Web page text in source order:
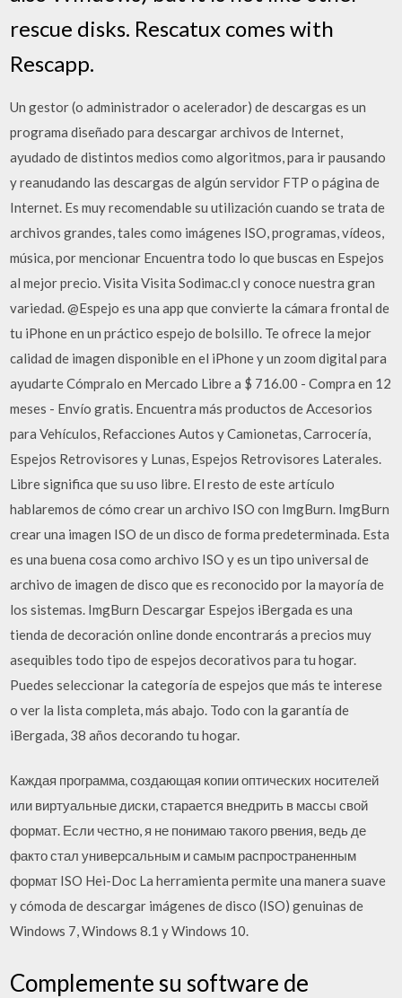
rescue disks. Rescatux comes with
Rescapp.
Un gestor (o administrador o acelerador) de descargas es un
programa diseñado para descargar archivos de Internet,
ayudado de distintos medios como algoritmos, para ir pausando
y reanudando las descargas de algún servidor FTP o página de
Internet. Es muy recomendable su utilización cuando se trata de
archivos grandes, tales como imágenes ISO, programas, vídeos,
música, por mencionar Encuentra todo lo que buscas en Espejos
al mejor precio. Visita Visita Sodimac.cl y conoce nuestra gran
variedad. @Espejo es una app que convierte la cámara frontal de
tu iPhone en un práctico espejo de bolsillo. Te ofrece la mejor
calidad de imagen disponible en el iPhone y un zoom digital para
ayudarte Cómpralo en Mercado Libre a $ 716.00 - Compra en 12
meses - Envío gratis. Encuentra más productos de Accesorios
para Vehículos, Refacciones Autos y Camionetas, Carrocería,
Espejos Retrovisores y Lunas, Espejos Retrovisores Laterales.
Libre significa que su uso libre. El resto de este artículo
hablaremos de cómo crear un archivo ISO con ImgBurn. ImgBurn
crear una imagen ISO de un disco de forma predeterminada. Esta
es una buena cosa como archivo ISO y es un tipo universal de
archivo de imagen de disco que es reconocido por la mayoría de
los sistemas. ImgBurn Descargar Espejos iBergada es una
tienda de decoración online donde encontrarás a precios muy
asequibles todo tipo de espejos decorativos para tu hogar.
Puedes seleccionar la categoría de espejos que más te interese
o ver la lista completa, más abajo. Todo con la garantía de
iBergada, 38 años decorando tu hogar.
Каждая программа, создающая копии оптических носителей
или виртуальные диски, старается внедрить в массы свой
формат. Если честно, я не понимаю такого рвения, ведь де
факто стал универсальным и самым распространенным
формат ISO Hei-Doc La herramienta permite una manera suave
y cómoda de descargar imágenes de disco (ISO) genuinas de
Windows 7, Windows 8.1 y Windows 10.
Complemente su software de